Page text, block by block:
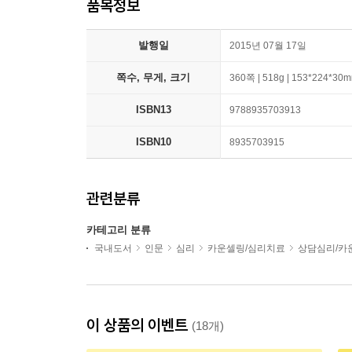
품목정보
발행일 2015년 07월 17일
쪽수, 무게, 크기 360쪽 | 518g |
ISBN13 9788935703913
ISBN10 8935703915
관련분류
카테고리 분류
국내도서 인문 심리 카운셀링/심리치료 상담심리/카
이 상품의 이벤트 (18개)